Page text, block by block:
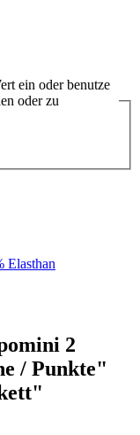
ein oder benutze
oder zu
Elasthan
2
/ Punkte"